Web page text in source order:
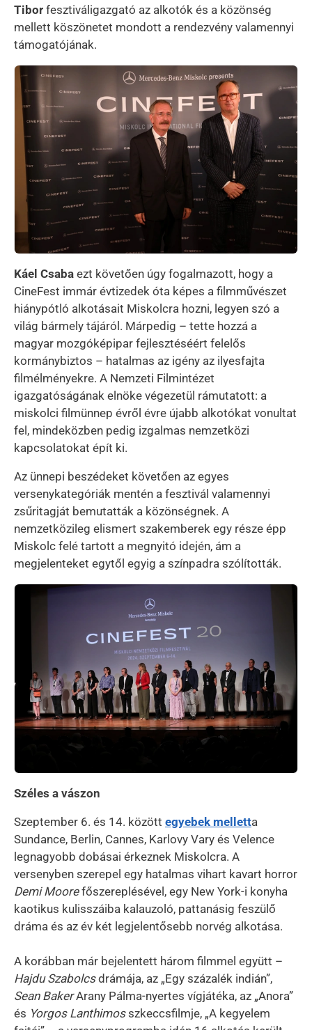
Tibor fesztiváligazgató az alkotók és a közönség
mellett köszönetet mondott a rendezvény valamennyi
támogatójának.
Kép
Káel Csaba ezt követően úgy fogalmazott, hogy a
CineFest immár évtizedek óta képes a filmművészet
hiánypótló alkotásait Miskolcra hozni, legyen szó a
világ bármely tájáról. Márpedig – tette hozzá a
magyar mozgóképipar fejlesztéséért felelős
kormánybiztos – hatalmas az igény az ilyesfajta
filmélményekre. A Nemzeti Filmintézet
igazgatóságának elnöke végezetül rámutatott: a
miskolci filmünnep évről évre újabb alkotókat vonultat
fel, mindeközben pedig izgalmas nemzetközi
kapcsolatokat épít ki.
Az ünnepi beszédeket követően az egyes
versenykategóriák mentén a fesztivál valamennyi
zsűritagját bemutatták a közönségnek. A
nemzetközileg elismert szakemberek egy része épp
Miskolc felé tartott a megnyitó idején, ám a
megjelenteket egytől egyig a színpadra szólították.
Kép
Széles a vászon
Szeptember 6. és 14. között egyebek melletta
Sundance, Berlin, Cannes, Karlovy Vary és Velence
legnagyobb dobásai érkeznek Miskolcra. A
versenyben szerepel egy hatalmas vihart kavart horror
Demi Moorefőszereplésével, egy New York-i konyha
kaotikus kulisszáiba kalauzoló, pattanásig feszülő
dráma és az év két legjelentősebb norvég alkotása.
A korábban már bejelentett három filmmel együtt –
Hajdu Szabolcsdrámája, az „Egy százalék indián”,
Sean BakerArany Pálma-nyertes vígjátéka, az „Anora”
és Yorgos Lanthimosszkeccsfilmje, „A kegyelem